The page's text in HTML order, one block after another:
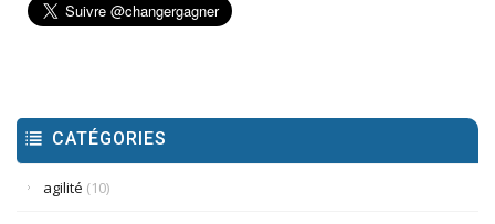
CATÉGORIES
agilité (10)